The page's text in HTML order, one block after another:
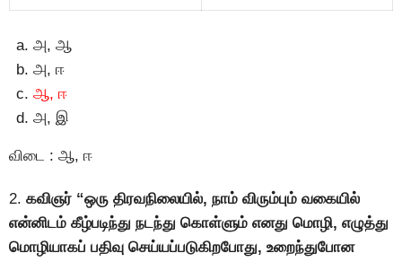
அ, ஆ
அ, ஈ
ஆ, ஈ
அ, இ
விடை : ஆ, ஈ
2. கவிஞர் “ஒரு திரவநிலையில், நாம் விரும்பும் வகையில்
என்னிடம் கீழ்படிந்து நடந்து கொள்ளும் எனது மொழி, எழுத்து
மொழியாகப் பதிவு செய்யப்படுகிறபோது, உறைந்துபோன